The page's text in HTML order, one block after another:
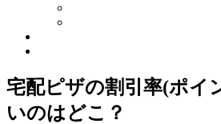
宅配ピザの割引率(ポイ
いのはどこ？